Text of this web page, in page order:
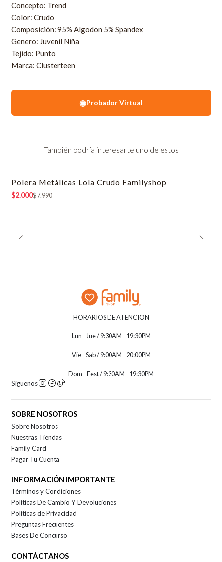
Concepto: Trend
Color: Crudo
Composición: 95% Algodon 5% Spandex
Genero: Juvenil Niña
Tejido: Punto
Marca: Clusterteen
◉Probador Virtual
También podría interesarte uno de estos
-75% OFF
Polera Metálicas Lola Crudo Familyshop
$2.000$7.990
HORARIOS DE ATENCION
Lun - Jue / 9:30AM - 19:30PM
Vie - Sab / 9:00AM - 20:00PM
Dom - Fest / 9:30AM - 19:30PM
Síguenos
SOBRE NOSOTROS
Sobre Nosotros
Nuestras Tiendas
Family Card
Pagar Tu Cuenta
INFORMACIÓN IMPORTANTE
Términos y Condiciones
Políticas De Cambio Y Devoluciones
Políticas de Privacidad
Preguntas Frecuentes
Bases De Concurso
CONTÁCTANOS